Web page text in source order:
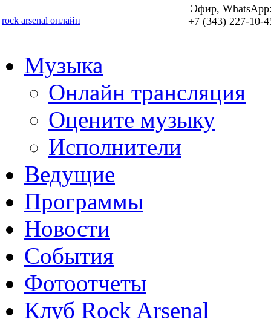
rock arsenal онлайн
Эфир,
+7 (343) 227-10-
Музыка
Онлайн трансляция
Оцените музыку
Исполнители
Ведущие
Программы
Новости
События
Фотоотчеты
Клуб Rock Arsenal